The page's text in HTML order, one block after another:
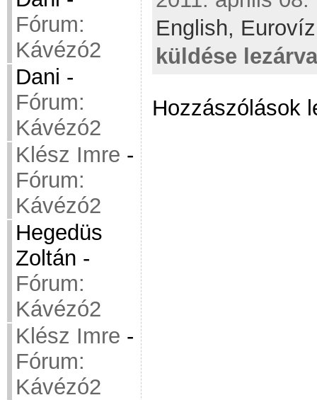
Fórum:
Kávézó2
Dani -
Fórum:
Kávézó2
Klész Imre -
Fórum:
Kávézó2
Hegedüs
Zoltán -
Fórum:
Kávézó2
Klész Imre -
Fórum:
Kávézó2
English,
küldése lezárva
Hozzászólások